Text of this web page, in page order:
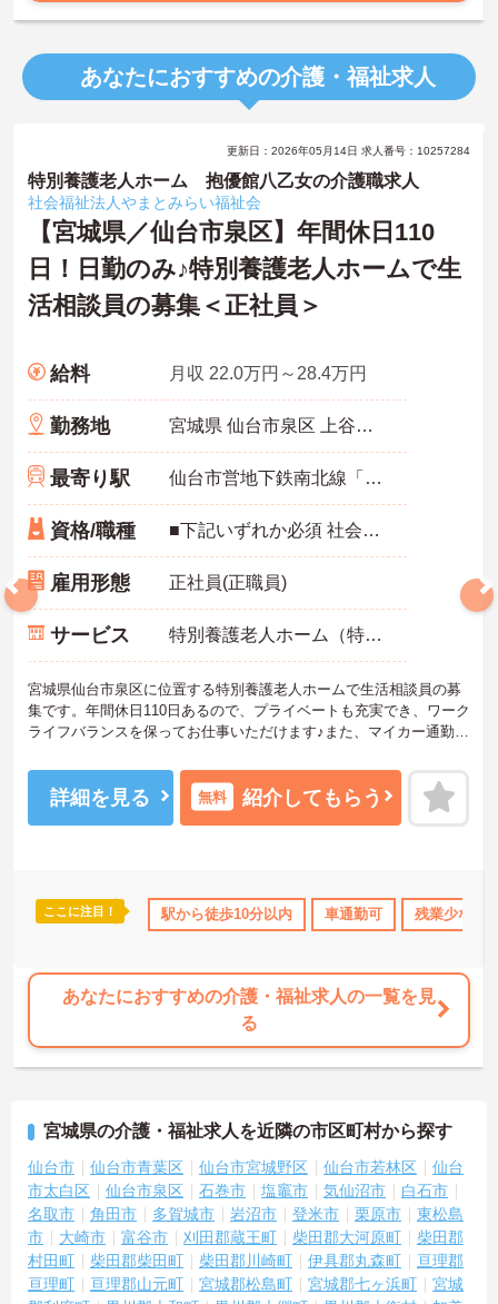
め、お客様の変化や業務連絡を細やかに把握できます。
・困った時もすぐに相談してフォローし合える体制が整っているの
で、安心して業務に取り組むことが期待できます。
・賞与年2回に加え、施設運営への貢献やチームワークを評価する特
別報酬が支給される仕組みがあります。
・目に見える形で日々の努力がしっかりと還元されることで、高い
モチベーションを保ちながら将来的な昇給を目指せます。
【自分らしいスタイルを大切にしながら、無理のないペースで働け
ます】
・清潔感と節度があれば髪色やネイルなどの制限がないため、ご自
きる環境で、心身のゆとりを維持できます。
【手厚い資格取得支援や継続雇用制度で、将来の安心感が得られま
す】
・勤務時間内で受講可能な資格取得サポートが整備されているた
め、働きながら着実に認知症ケアの専門性を磨けます。
り、一つの職場で安定して長く活躍し続けることが可能です。
あなたにおすすめの介護・福祉求人
勤のみ 年間休日110日以上 研修制度あり 産休･育休･介護休暇
更新日：2026年05月14日 求人番号：10257284
特別養護老人ホーム 抱優館八乙女の介護職求人
社会福祉法人やまとみらい福祉会
【宮城県／仙台市泉区】年間休日110
日！日勤のみ♪特別養護老人ホームで生
活相談員の募集＜正社員＞
給料 月収 22.0万円～28.4万円
勤務地 宮城県 仙台市泉区 上谷刈字向原3-30
最寄り駅 仙台市営地下鉄南北線「八乙女駅」徒歩4分
資格/職種 ■下記いずれか必須 社会福祉士必須・介護福祉士必須・介護支援専門員（ケアマネジャー）・社会福祉主事 ■普通自動車免許必須（AT限定可）
雇用形態 正社員(正職員)
サービス 特別養護老人ホーム（特養）
宮城県仙台市泉区に位置する特別養護老人ホームで生活相談員の募
集です。年間休日110日あるので、プライベートも充実でき、ワーク
ライフバランスを保ってお仕事いただけます♪また、マイカー通勤可
イントお伝えしますのでご気軽にお問い合わせください。
詳細を見る 無料 紹介してもらう
ここに注目！ 駅から徒歩10分以内 車通勤可 残業少なめ
あなたにおすすめの介護・福祉求人の一覧を見
る
宮城県の介護・福祉求人を近隣の市区町村から探す
仙台市 仙台市青葉区 仙台市宮城野区 仙台市若林区
仙台
市太白区
仙台市泉区 石巻市 塩竈市 気仙沼市
白石市
名取市
角田市 多賀城市 岩沼市 登米市 栗原市
東松島
市
大崎市 富谷市 刈田郡蔵王町 柴田郡大河原町
柴田郡
村田町
柴田郡柴田町 柴田郡川崎町 伊具郡丸森町
亘理郡
亘理町
亘理郡山元町 宮城郡松島町 宮城郡七ヶ浜町
宮城